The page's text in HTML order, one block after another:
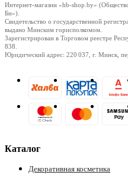
Интернет-магазин «hb-shop.by»
Би»).
Свидетельство о государственной
выдано Минским горисполкомом.
Зарегистрирован в Торговом реестре
838.
Юридический адрес: 220 037, г. Минск,
Каталог
Декоративная косметика